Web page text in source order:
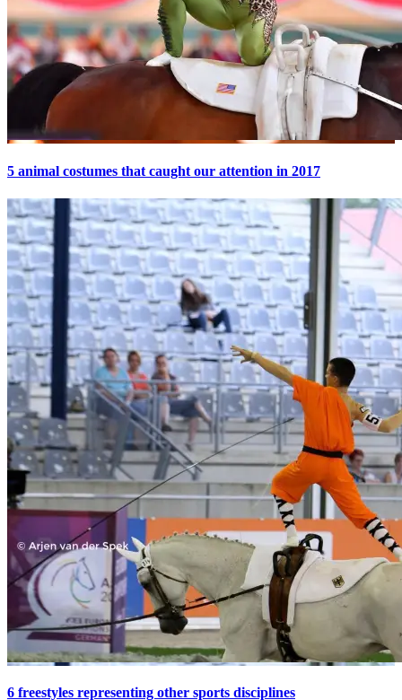
5 animal costumes that caught our attention in 2017
6 freestyles representing other sports disciplines